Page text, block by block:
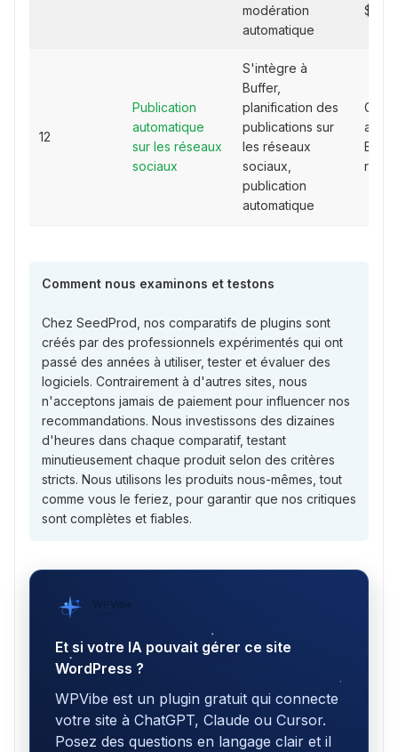
modération
automatique
$/
12
Publication
automatique
sur les réseaux
sociaux
S'intègre à
Buffer,
planification des
publications sur
les réseaux
sociaux,
publication
automatique
Comment nous examinons et testons
Chez SeedProd, nos comparatifs de plugins sont
créés par des professionnels expérimentés qui ont
passé des années à utiliser, tester et évaluer des
logiciels. Contrairement à d'autres sites, nous
n'acceptons jamais de paiement pour influencer nos
recommandations. Nous investissons des dizaines
d'heures dans chaque comparatif, testant
minutieusement chaque produit selon des critères
stricts. Nous utilisons les produits nous-mêmes, tout
comme vous le feriez, pour garantir que nos critiques
sont complètes et fiables.
WPVibe
Et si votre IA pouvait gérer ce site
WordPress ?
WPVibe est un plugin gratuit qui connecte
votre site à ChatGPT, Claude ou Cursor.
Posez des questions en langage clair et il